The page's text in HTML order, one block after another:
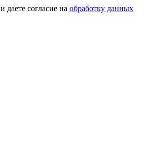
и даете согласие на обработку данных